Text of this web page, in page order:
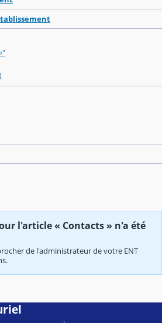
l'article « Contacts » n'a été
de l'administrateur de votre ENT